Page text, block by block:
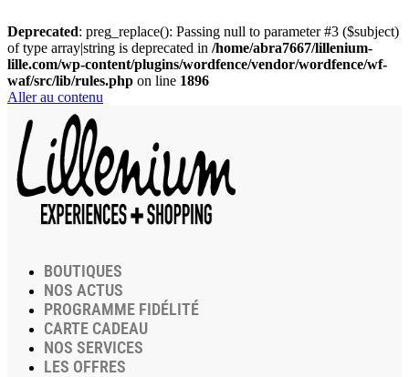
Deprecated: preg_replace(): Passing null to parameter #3 ($subject)
of type array|string is deprecated in /home/abra7667/lillenium-
lille.com/wp-content/plugins/wordfence/vendor/wordfence/wf-
waf/src/lib/rules.php on line 1896
Aller au contenu
BOUTIQUES
NOS ACTUS
PROGRAMME FIDÉLITÉ
CARTE CADEAU
NOS SERVICES
LES OFFRES